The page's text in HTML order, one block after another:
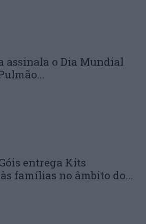
assinala o Dia Mundial
entrega Kits
famílias no âmbito do...